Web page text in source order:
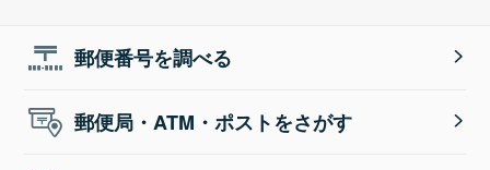
郵便番号を調べる
郵便局・ATM・ポストをさがす